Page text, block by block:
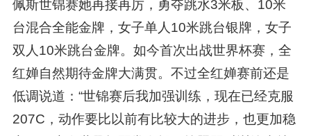
佩斯世锦赛她再接再厉，勇夺跳水3米板、10米
台混合全能金牌，女子单人10米跳台银牌，女子
双人10米跳台金牌。如今首次出战世界杯赛，全
红婵自然期待金牌大满贯。不过全红婵赛前还是
低调说道：“世锦赛后我加强训练，现在已经克服
207C，动作要比以前有比较大的进步，也更加稳